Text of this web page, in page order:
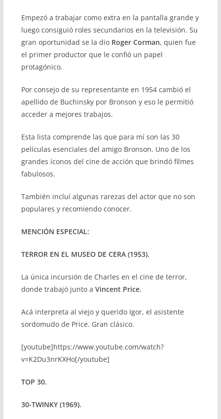
Empezó a trabajar como extra en la pantalla grande y
luego consiguió roles secundarios en la televisión. Su
gran oportunidad se la dio Roger Corman, quien fue
el primer productor que le confió un papel
protagónico.
Por consejo de su representante en 1954 cambió el
apellido de Buchinsky por Bronson y eso le permitió
acceder a mejores trabajos.
Esta lista comprende las que para mí son las 30
películas esenciales del amigo Bronson. Uno de los
grandes íconos del cine de acción que brindó filmes
fabulosos.
También incluí algunas rarezas del actor que no son
populares y recomiendo conocer.
MENCIÓN ESPECIAL:
TERROR EN EL MUSEO DE CERA (1953).
La única incursión de Charles en el cine de terror,
donde trabajó junto a Vincent Price.
Acá interpreta al viejo y querido Igor, el asistente
sordomudo de Price. Gran clásico.
[youtube]https://www.youtube.com/watch?
v=K2Du3nrKXHo[/youtube]
TOP 30.
30-TWINKY (1969).